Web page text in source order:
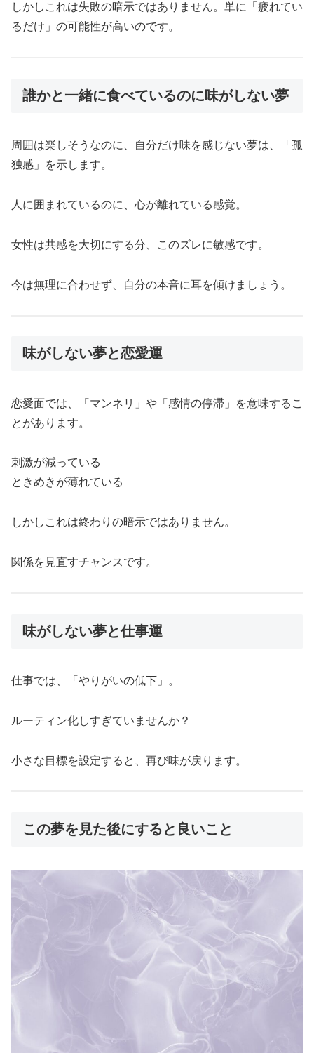
しかしこれは失敗の暗示ではありません。単に「疲れてい
るだけ」の可能性が高いのです。
誰かと一緒に食べているのに味がしない夢
周囲は楽しそうなのに、自分だけ味を感じない夢は、「孤
独感」を示します。
人に囲まれているのに、心が離れている感覚。
女性は共感を大切にする分、このズレに敏感です。
今は無理に合わせず、自分の本音に耳を傾けましょう。
味がしない夢と恋愛運
恋愛面では、「マンネリ」や「感情の停滞」を意味するこ
とがあります。
刺激が減っている
ときめきが薄れている
しかしこれは終わりの暗示ではありません。
関係を見直すチャンスです。
味がしない夢と仕事運
仕事では、「やりがいの低下」。
ルーティン化しすぎていませんか？
小さな目標を設定すると、再び味が戻ります。
この夢を見た後にすると良いこと